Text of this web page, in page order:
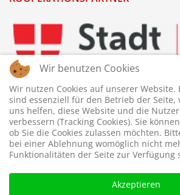
Wir benutzen Cookies
Wir nutzen Cookies auf unserer Website.
sind essenziell für den Betrieb der Seite,
uns helfen, diese Website und die
verbessern (Tracking Cookies). Sie
ob Sie die Cookies zulassen möchten.
bei einer Ablehnung womöglich nicht
Funktionalitäten der Seite zur Verfügung
Akzeptieren